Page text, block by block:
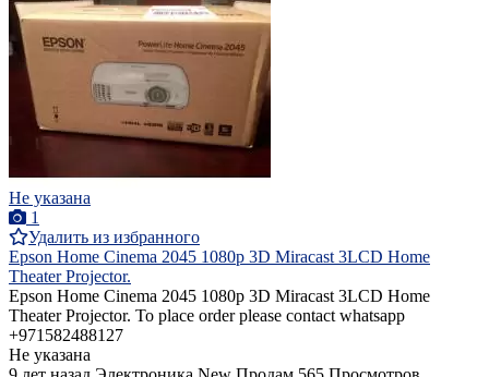
Не указана
1
Удалить из избранного
Epson Home Cinema 2045 1080p 3D Miracast 3LCD Home
Theater Projector.
Epson Home Cinema 2045 1080p 3D Miracast 3LCD Home
Theater Projector. To place order please contact whatsapp
+971582488127
Не указана